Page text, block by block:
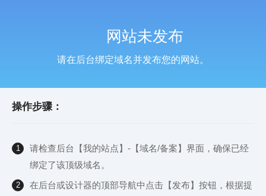
网站未发布
请在后台绑定域名并发布您的网站。
操作步骤：
1
请检查后台【我的站点】-【域名/备案】界面，确保已经
绑定了该顶级域名。
2
在后台或设计器的顶部导航中点击【发布】按钮，根据提